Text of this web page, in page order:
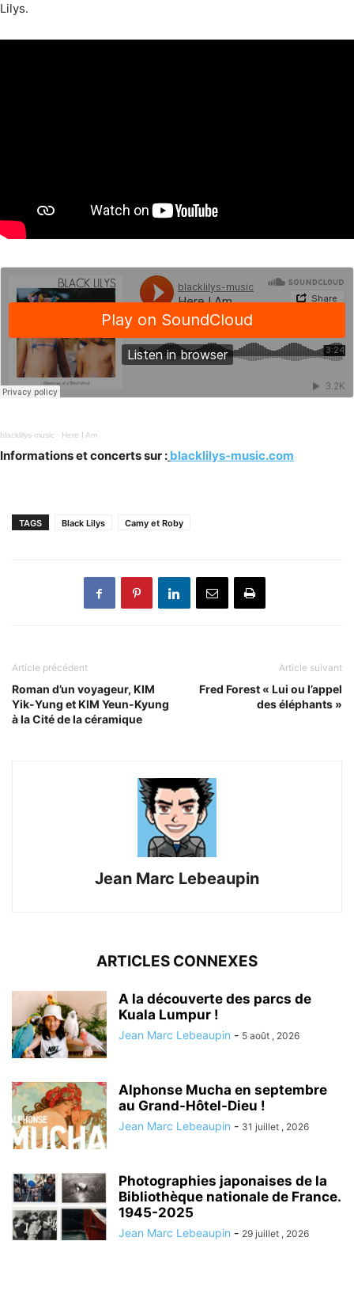
Lilys.
blacklilys-music · Here I Am
Informations et concerts sur : blacklilys-music.com
TAGS Black Lilys Camy et Roby
Article précédent
Roman d’un voyageur, KIM
Yik-Yung et KIM Yeun-Kyung
à la Cité de la céramique
Article suivant
Fred Forest « Lui ou l’appel
des éléphants »
Jean Marc Lebeaupin
ARTICLES CONNEXES
A la découverte des parcs de
Kuala Lumpur !
Jean Marc Lebeaupin - 5 août , 2026
Alphonse Mucha en septembre
au Grand-Hôtel-Dieu !
Jean Marc Lebeaupin - 31 juillet , 2026
Photographies japonaises de la
Bibliothèque nationale de France.
1945-2025
Jean Marc Lebeaupin - 29 juillet , 2026